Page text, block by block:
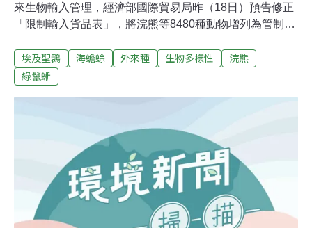
來生物輸入管理，經濟部國際貿易局昨（18日）預告修正
「限制輸入貨品表」，將浣熊等8480種動物增列為管制輸
預告期間七日，民眾可於4月25日前提出相關意見。「限
制輸入貨品表」將浣熊等53項貨品增列輸入規定代號
用之活魚）124種，共計約8480種動物。林務局近年積極
移除的埃及聖䴉、綠鬣蜥及海蟾蜍亦名列其中。林務局表
示，本次禁止輸入動物中，除了目前已於野外建立族群之
輝椋鳥、白尾八哥、家八哥、黑領椋鳥、巴西龜等物種
外，也包含具高度掠食性、可能與原生種棲位競爭、間接
危害本土物種或造成農作物損害等入侵風險高之物種，如
埃及聖䴉 海蟾蜍 外來種 生物多樣性
浣熊
綠鬣蜥